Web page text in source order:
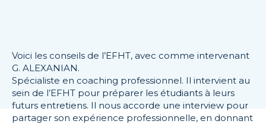
Voici les conseils de l’EFHT, avec comme intervenant
G. ALEXANIAN.
Spécialiste en coaching professionnel. Il intervient au
sein de l’EFHT pour préparer les étudiants à leurs
futurs entretiens. Il nous accorde une interview pour
partager son expérience professionnelle, en donnant